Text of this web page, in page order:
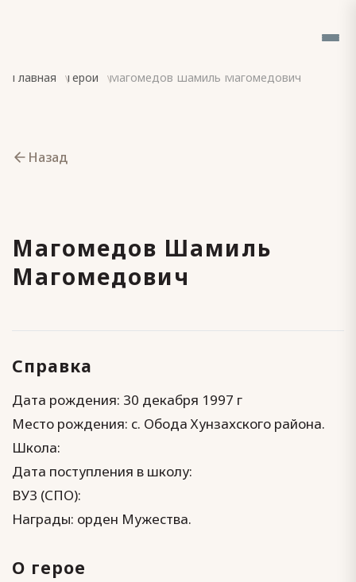
Главная Герои Магомедов Шамиль Магомедович
Назад
Магомедов Шамиль
Магомедович
Справка
Дата рождения: 30 декабря 1997 г
Место рождения: с. Обода Хунзахского района.
Школа:
Дата поступления в школу:
ВУЗ (СПО):
Награды: орден Мужества.
О герое